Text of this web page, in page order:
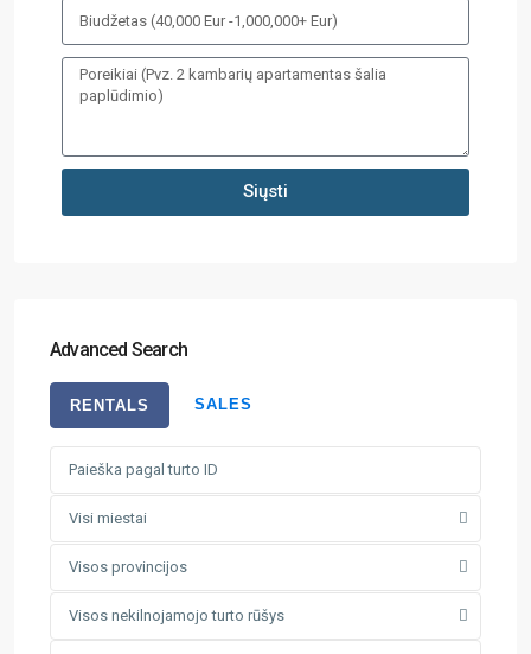
Siųsti
Advanced Search
RENTALS SALES
Visi miestai
Visos provincijos
Visos nekilnojamojo turto rūšys